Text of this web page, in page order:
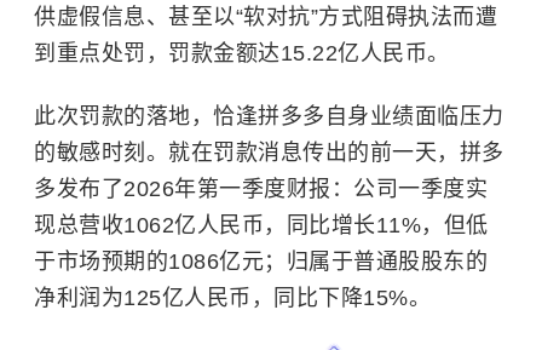
供虚假信息、甚至以“软对抗”方式阻碍执法而遭
到重点处罚，罚款金额达15.22亿人民币。
此次罚款的落地，恰逢拼多多自身业绩面临压力
的敏感时刻。就在罚款消息传出的前一天，拼多
多发布了2026年第一季度财报：公司一季度实
现总营收1062亿人民币，同比增长11%，但低
于市场预期的1086亿元；归属于普通股股东的
净利润为125亿人民币，同比下降15%。